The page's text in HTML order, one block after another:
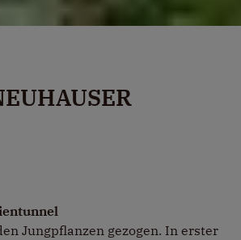
Jungpflanzen gezogen. In erster